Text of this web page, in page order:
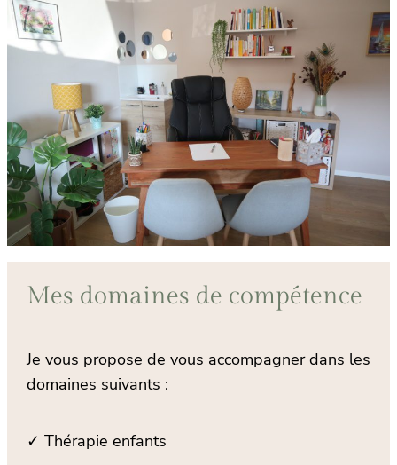
Mes domaines de compétence
Je vous propose de vous accompagner dans les
domaines suivants :
✓ Thérapie enfants